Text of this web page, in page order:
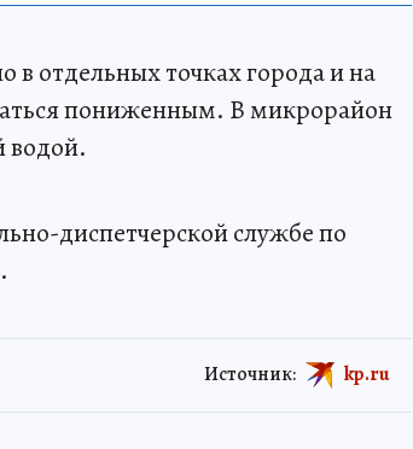
в отдельных точках города и на
пониженным. В микрорайон
водой.
диспетчерской службе по
Источник: kp.ru